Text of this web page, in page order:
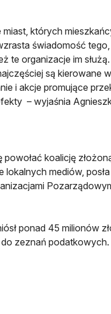
których
świadomość
te organizacje im
są kierowane
i akcje promujące
– wyjaśnia
powołać koalicję
mediów,
ponad 45 milionów
zeznań podatkowych.